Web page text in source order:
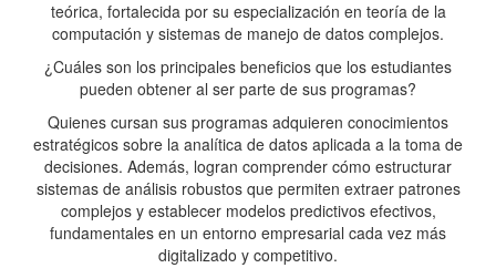
teórica, fortalecida por su especialización en teoría de la
computación y sistemas de manejo de datos complejos.
¿Cuáles son los principales beneficios que los estudiantes
pueden obtener al ser parte de sus programas?
Quienes cursan sus programas adquieren conocimientos
estratégicos sobre la analítica de datos aplicada a la toma de
decisiones. Además, logran comprender cómo estructurar
sistemas de análisis robustos que permiten extraer patrones
complejos y establecer modelos predictivos efectivos,
fundamentales en un entorno empresarial cada vez más
digitalizado y competitivo.